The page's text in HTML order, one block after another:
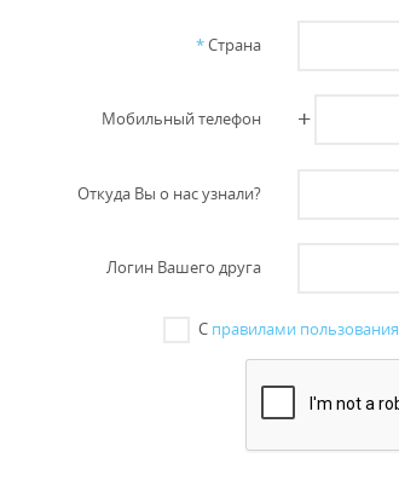
*Страна
Мобильный телефон +
Откуда Вы о нас узнали?
Логин Вашего друга
С правилами пользования